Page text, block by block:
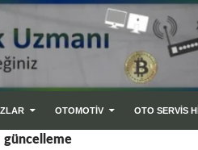
OTOMOTİV OTO SERVIS
güncelleme